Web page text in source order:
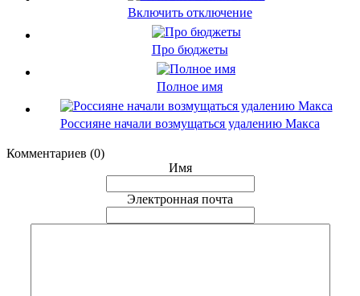
Включить отключение
Про бюджеты
Полное имя
Россияне начали возмущаться удалению Макса
Комментариев (0)
Имя
Электронная почта